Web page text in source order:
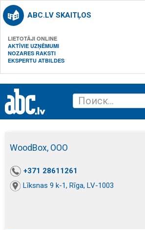
ABC.LV SKAITĻOS
LIETOTĀJI ONLINE
AKTĪVIE UZŅĒMUMI
NOZARES RAKSTI
EKSPERTU ATBILDES
WoodBox, ООО
+371 28611261
Līksnas 9 k-1, Rīga, LV-1003